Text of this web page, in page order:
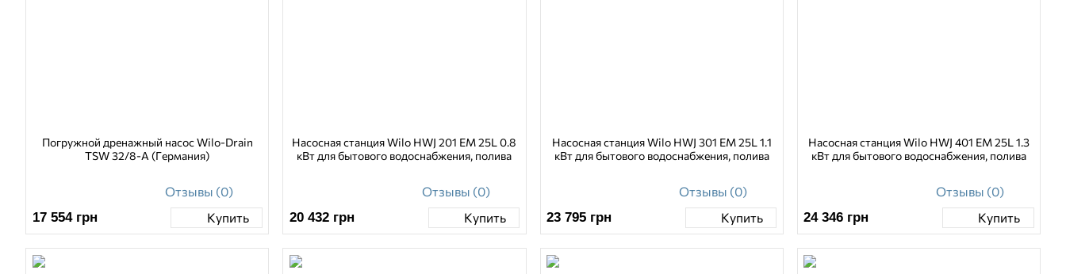
Погружной дренажный насос Wilo-Drain
TSW 32/8-A (Германия)
Отзывы (0)
17 554 грн Купить
Насосная станция Wilo HWJ 201 EM 25L 0.8
кВт для бытового водоснабжения, полива
Отзывы (0)
20 432 грн Купить
Насосная станция Wilo HWJ 301 EM 25L 1.1
кВт для бытового водоснабжения, полива
Отзывы (0)
23 795 грн Купить
Насосная станция Wilo HWJ 401 EM 25L 1.3
кВт для бытового водоснабжения, полива
Отзывы (0)
24 346 грн Купить